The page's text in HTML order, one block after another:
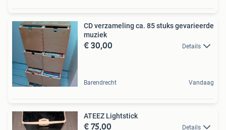
CD verzameling ca. 85 stuks gevarieerde
muziek
€ 30,00 Details
Barendrecht Vandaag
ATEEZ Lightstick
€ 75,00 Details